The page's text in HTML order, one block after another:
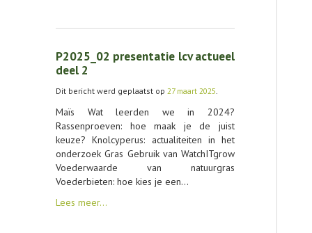
P2025_02 presentatie lcv actueel
deel 2
Dit bericht werd geplaatst op 27 maart 2025.
Maïs Wat leerden we in 2024?
Rassenproeven: hoe maak je de juist
keuze? Knolcyperus: actualiteiten in het
onderzoek Gras Gebruik van WatchITgrow
Voederwaarde van natuurgras
Voederbieten: hoe kies je een…
Lees meer…